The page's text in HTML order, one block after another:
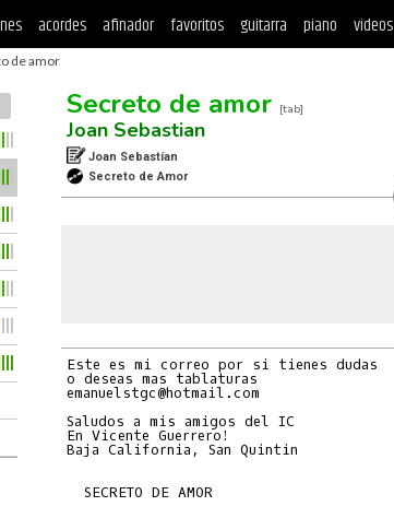
acordes afinador favoritos guitarra piano videos
de amor
Secreto de amor [tab]
Joan Sebastian
Joan Sebastían
Secreto de Amor
Este es mi correo por si tienes dudas
o deseas mas tablaturas
emanuelstgc@hotmail.com
Saludos a mis amigos del IC
En Vicente Guerrero!
Baja California, San Quintin
  SECRETO DE AMOR